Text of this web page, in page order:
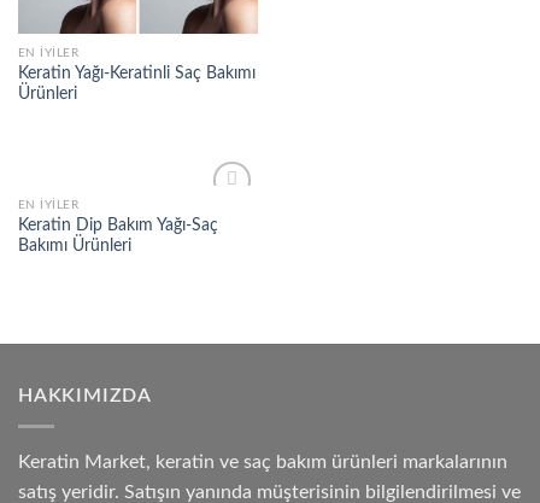
EN İYILER
Keratin Yağı-Keratinli Saç Bakımı
Ürünleri
wishlist
EN İYILER
Keratin Dip Bakım Yağı-Saç
Bakımı Ürünleri
HAKKIMIZDA
Keratin Market, keratin ve saç bakım ürünleri markalarının
satış yeridir. Satışın yanında müşterisinin bilgilendirilmesi ve